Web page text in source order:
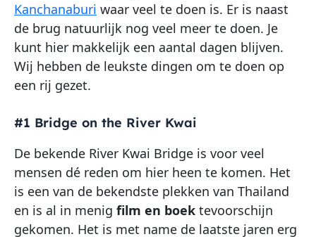
Kanchanaburi waar veel te doen is. Er is naast
de brug natuurlijk nog veel meer te doen. Je
kunt hier makkelijk een aantal dagen blijven.
Wij hebben de leukste dingen om te doen op
een rij gezet.
#1 Bridge on the River Kwai
De bekende River Kwai Bridge is voor veel
mensen dé reden om hier heen te komen. Het
is een van de bekendste plekken van Thailand
en is al in menig film en boek tevoorschijn
gekomen. Het is met name de laatste jaren erg